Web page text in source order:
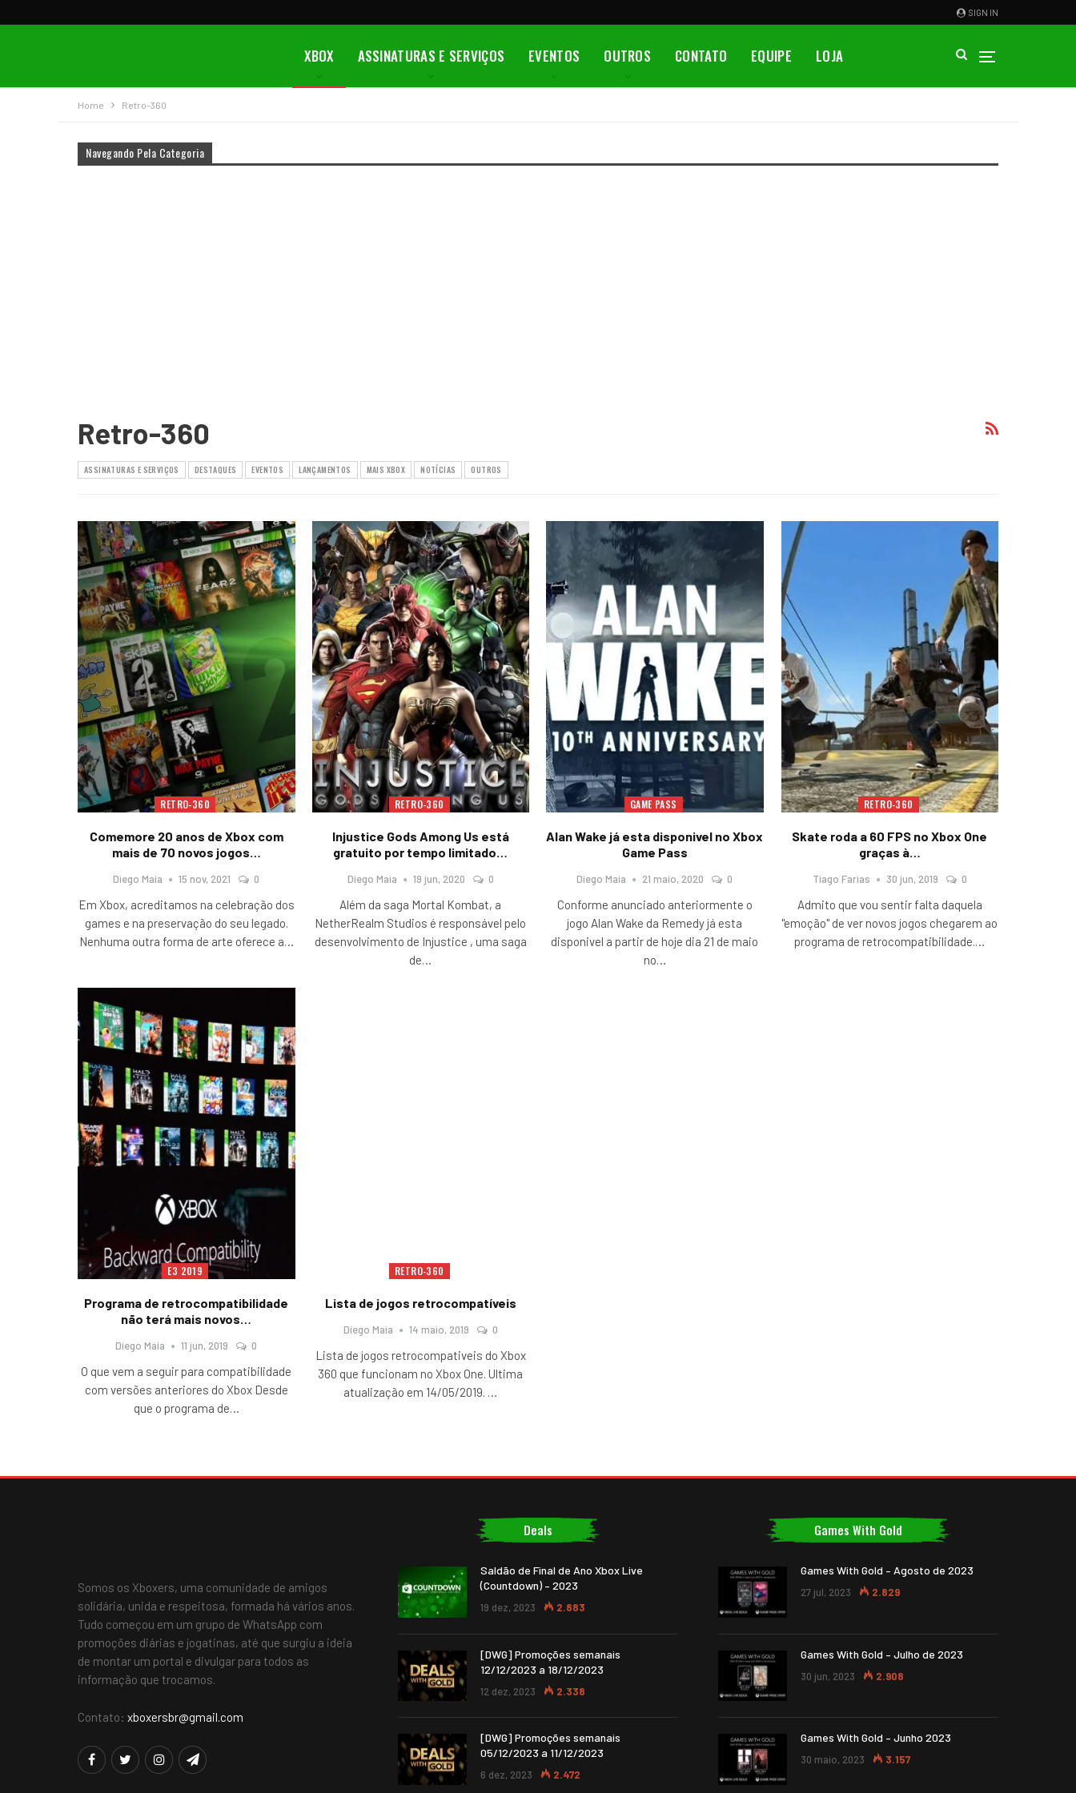
SIGN IN
XBOX ASSINATURAS E SERVIÇOS EVENTOS OUTROS CONTATO EQUIPE LOJA
Home Retro-360
Navegando Pela Categoria
Retro-360
ASSINATURAS E SERVIÇOS DESTAQUES EVENTOS LANÇAMENTOS MAIS XBOX NOTÍCIAS OUTROS
RETRO-360
Comemore 20 anos de Xbox com
mais de 70 novos jogos…
Diego Maia 15 nov, 2021 0
Em Xbox, acreditamos na celebração dos
games e na preservação do seu legado.
Nenhuma outra forma de arte oferece a…
RETRO-360
Injustice Gods Among Us está
gratuito por tempo limitado…
Diego Maia 19 jun, 2020 0
Além da saga Mortal Kombat, a
NetherRealm Studios é responsável pelo
desenvolvimento de Injustice , uma saga
de…
GAME PASS
Alan Wake já esta disponivel no Xbox
Game Pass
Diego Maia 21 maio, 2020 0
Conforme anunciado anteriormente o
jogo Alan Wake da Remedy já esta
disponivel a partir de hoje dia 21 de maio
no…
RETRO-360
Skate roda a 60 FPS no Xbox One
graças à…
Tiago Farias 30 jun, 2019 0
Admito que vou sentir falta daquela
"emoção" de ver novos jogos chegarem ao
programa de retrocompatibilidade.…
E3 2019
Programa de retrocompatibilidade
não terá mais novos…
Diego Maia 11 jun, 2019 0
O que vem a seguir para compatibilidade
com versões anteriores do Xbox Desde
que o programa de…
RETRO-360
Lista de jogos retrocompatíveis
Diego Maia 14 maio, 2019 0
Lista de jogos retrocompativeis do Xbox
360 que funcionam no Xbox One. Ultima
atualização em 14/05/2019. …
Somos os Xboxers, uma comunidade de amigos
solidária, unida e respeitosa, formada há vários anos.
Tudo começou em um grupo de WhatsApp com
promoções diárias e jogatinas, até que surgiu a ideia
de montar um portal e divulgar para todos as
informação que trocamos.
Contato: xboxersbr@gmail.com
Deals
Saldão de Final de Ano Xbox Live
(Countdown) – 2023
19 dez, 2023 2.883
[DWG] Promoções semanais
12/12/2023 a 18/12/2023
12 dez, 2023 2.338
[DWG] Promoções semanais
05/12/2023 a 11/12/2023
6 dez, 2023 2.472
Games With Gold
Games With Gold – Agosto de 2023
27 jul, 2023 2.829
Games With Gold – Julho de 2023
30 jun, 2023 2.908
Games With Gold – Junho 2023
30 maio, 2023 3.157